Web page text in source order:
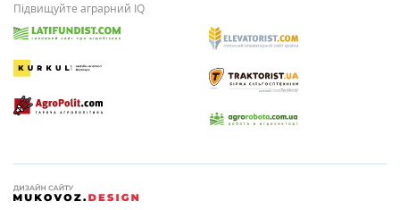
Підвищуйте аграрний IQ